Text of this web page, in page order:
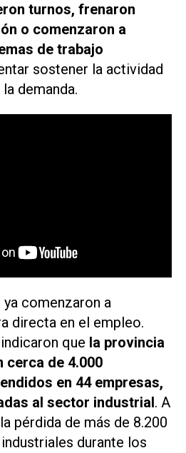
turnos, frenaron
o comenzaron a
de trabajo
sostener la actividad
demanda.
comenzaron a
directa en el empleo.
que la provincia
cerca de 4.000
en 44 empresas,
al sector industrial. A
pérdida de más de 8.200
durante los